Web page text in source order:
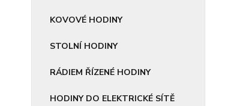
KOVOVÉ HODINY
STOLNÍ HODINY
RÁDIEM ŘÍZENÉ HODINY
HODINY DO ELEKTRICKÉ SÍTĚ